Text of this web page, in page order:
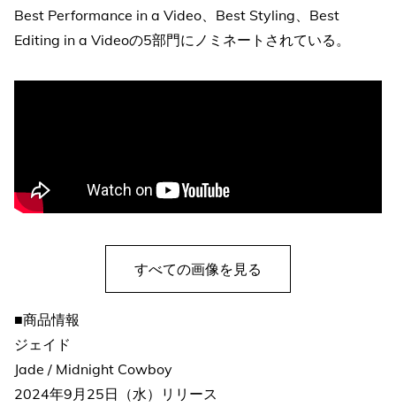
Best Performance in a Video、Best Styling、Best
Editing in a Videoの5部門にノミネートされている。
すべての画像を見る
■商品情報
ジェイド
Jade / Midnight Cowboy
2024年9月25日（水）リリース